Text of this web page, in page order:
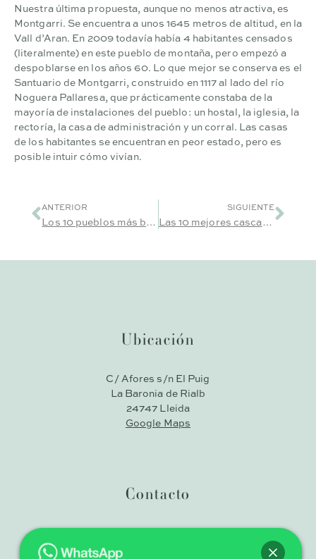
Nuestra última propuesta, aunque no menos atractiva, es
Montgarri. Se encuentra a unos 1645 metros de altitud, en la
Vall d’Aran. En 2009 todavía había 4 habitantes censados
(literalmente) en este pueblo de montaña, pero empezó a
despoblarse en los años 60. Lo que mejor se conserva es el
Santuario de Montgarri, construido en 1117 al lado del río
Noguera Pallaresa, que prácticamente constaba de la
mayoría de instalaciones del pueblo: un hostal, la iglesia, la
rectoría, la casa de administración y un corral. Las casas
de los habitantes se encuentran en peor estado, pero es
posible intuir cómo vivían.
ANTERIOR
Los 10 pueblos más bonitos y con encanto de Lleida
SIGUIENTE
Las 10 mejores cascadas de Lleida
Ubicación
C/ Afores s/n El Puig
La Baronia de Rialb
24747 Lleida
Google Maps
Contacto